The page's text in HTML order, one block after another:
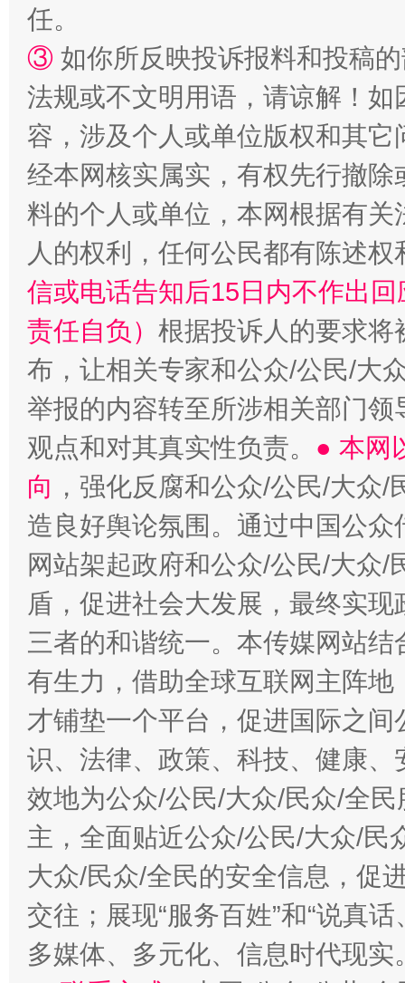
“蜀中异人”王建安的艺术幻境
任。
③ 如你所反映投诉报料和投稿
法规或不文明用语，请谅解！
容，涉及个人或单位版权和其它
经本网核实属实，有权先行撤
料的个人或单位，本网根据有
人的权利，任何公民都有陈述
信或电话告知后15日内不作出
责任自负） 根据投诉人的要求将
布，让相关专家和公众/公民/大
举报的内容转至所涉相关部门
观点和对其真实性负责。 ● 本网
向 ，强化反腐和公众/公民/大众
造良好舆论氛围。通过中国公
网站架起政府和公众/公民/大众
盾，促进社会大发展，最终实
三者的和谐统一。本传媒网站
有生力，借助全球互联网主阵
才铺垫一个平台，促进国际之
识、法律、政策、科技、健康
效地为公众/公民/大众/民众/全
主，全面贴近公众/公民/大众/民
大众/民众/全民的安全信息，促
交往；展现“服务百姓”和“说真
多媒体、多元化、信息时代现实